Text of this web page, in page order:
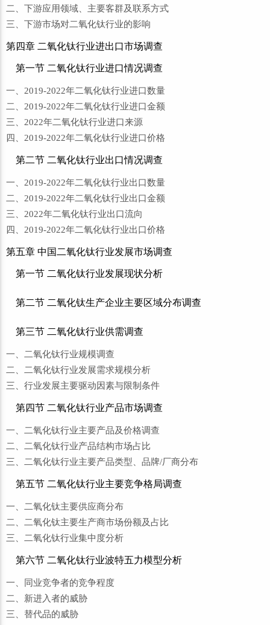
二、下游应用领域、主要客群及联系方式
三、下游市场对二氧化钛行业的影响
第四章 二氧化钛行业进出口市场调查
第一节 二氧化钛行业进口情况调查
一、2019-2022年二氧化钛行业进口数量
二、2019-2022年二氧化钛行业进口金额
三、2022年二氧化钛行业进口来源
四、2019-2022年二氧化钛行业进口价格
第二节 二氧化钛行业出口情况调查
一、2019-2022年二氧化钛行业出口数量
二、2019-2022年二氧化钛行业出口金额
三、2022年二氧化钛行业出口流向
四、2019-2022年二氧化钛行业出口价格
第五章 中国二氧化钛行业发展市场调查
第一节 二氧化钛行业发展现状分析
第二节 二氧化钛生产企业主要区域分布调查
第三节 二氧化钛行业供需调查
一、二氧化钛行业规模调查
二、二氧化钛行业发展需求规模分析
三、行业发展主要驱动因素与限制条件
第四节 二氧化钛行业产品市场调查
一、二氧化钛行业主要产品及价格调查
二、二氧化钛行业产品结构市场占比
三、二氧化钛行业主要产品类型、品牌/厂商分布
第五节 二氧化钛行业主要竞争格局调查
一、二氧化钛主要供应商分布
二、二氧化钛主要生产商市场份额及占比
三、二氧化钛行业集中度分析
第六节 二氧化钛行业波特五力模型分析
一、同业竞争者的竞争程度
二、新进入者的威胁
三、替代品的威胁